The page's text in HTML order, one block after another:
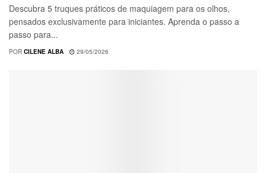
Descubra 5 truques práticos de maquiagem para os olhos,
pensados exclusivamente para iniciantes. Aprenda o passo a
passo para...
POR CILENE ALBA 29/05/2026